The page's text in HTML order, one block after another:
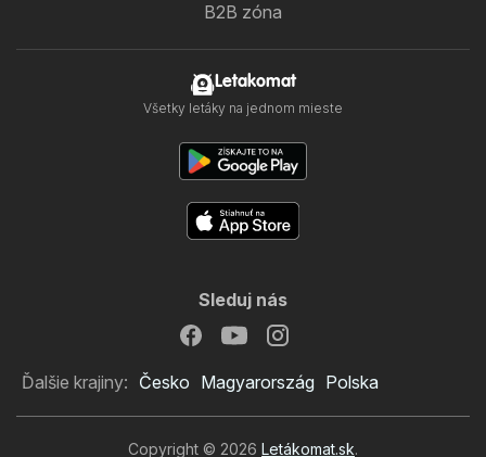
B2B zóna
Letakomat
Všetky letáky na jednom mieste
Sleduj nás
Ďalšie krajiny: Česko Magyarország Polska
Copyright © 2026 Letákomat.sk.